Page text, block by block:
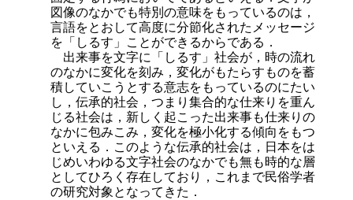
図像のなかでも特別の意味をもっているのは，
言語をとおして高度に分節化されたメッセージ
を「しるす」ことができるからである．
出来事を文字に「しるす」社会が，時の流れ
のなかに変化を刻み，変化がもたらすものを蓄
積していこうとする意志をもっているのにたい
し，伝承的社会，つまり集合的な仕来りを重ん
じる社会は，新しく起こった出来事も仕来りの
なかに包みこみ，変化を極小化する傾向をもつ
といえる．このような伝承的社会は，日本をは
じめいわゆる文字社会のなかでも無も時的な層
としてひろく存在しており，これまで民俗学者
の研究対象となってきた．